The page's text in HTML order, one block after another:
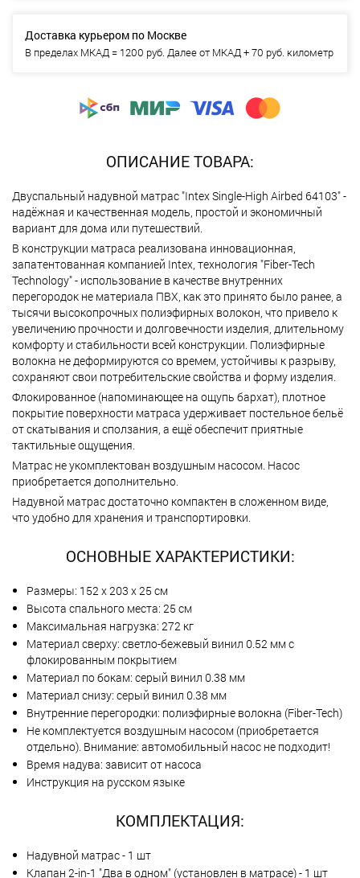
Доставка курьером по Москве
В пределах МКАД = 1200 руб. Далее от МКАД + 70 руб. километр
ОПИСАНИЕ ТОВАРА:
Двуспальный надувной матрас "Intex Single-High Airbed 64103" -
надёжная и качественная модель, простой и экономичный
вариант для дома или путешествий.
В конструкции матраса реализована инновационная,
запатентованная компанией Intex, технология "Fiber-Tech
Technology" - использование в качестве внутренних
перегородок не материала ПВХ, как это принято было ранее, а
тысячи высокопрочных полиэфирных волокон, что привело к
увеличению прочности и долговечности изделия, длительному
комфорту и стабильности всей конструкции. Полиэфирные
волокна не деформируются со времем, устойчивы к разрыву,
сохраняют свои потребительские свойства и форму изделия.
Флокированное (напоминающее на ощупь бархат), плотное
покрытие поверхности матраса удерживает постельное бельё
от скатывания и сползания, а ещё обеспечит приятные
тактильные ощущения.
Матрас не укомплектован воздушным насосом. Насос
приобретается дополнительно.
Надувной матрас достаточно компактен в сложенном виде,
что удобно для хранения и транспортировки.
ОСНОВНЫЕ ХАРАКТЕРИСТИКИ:
Размеры: 152 х 203 х 25 см
Высота спального места: 25 см
Максимальная нагрузка: 272 кг
Материал сверху: светло-бежевый винил 0.52 мм с
флокированным покрытием
Материал по бокам: серый винил 0.38 мм
Материал снизу: серый винил 0.38 мм
Внутренние перегородки: полиэфирные волокна (Fiber-Tech)
Не комплектуется воздушным насосом (приобретается
отдельно). Внимание: автомобильный насос не подходит!
Время надува: зависит от насоса
Инструкция на русском языке
КОМПЛЕКТАЦИЯ:
Надувной матрас - 1 шт
Клапан 2-in-1 "Два в одном" (установлен в матрасе) - 1 шт